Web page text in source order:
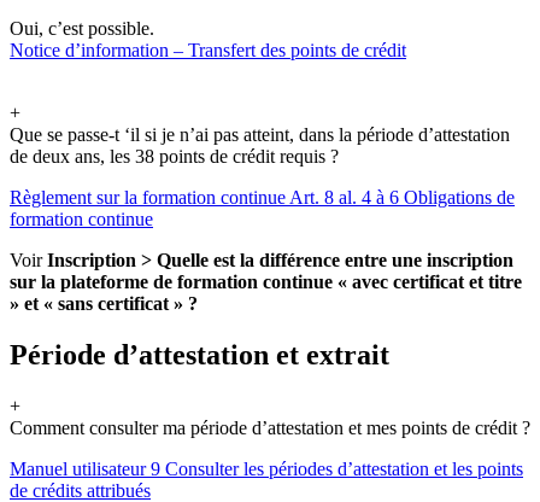
Oui, c’est possible.
Notice d’information – Transfert des points de crédit
+
Que se passe-t ‘il si je n’ai pas atteint, dans la période d’attestation
de deux ans, les 38 points de crédit requis ?
Règlement sur la formation continue Art. 8 al. 4 à 6 Obligations de
formation continue
VoirInscription > Quelle est la différence entre une inscription
sur la plateforme de formation continue « avec certificat et titre
» et « sans certificat » ?
Période d’attestation et extrait
+
Comment consulter ma période d’attestation et mes points de crédit ?
Manuel utilisateur 9 Consulter les périodes d’attestation et les points
de crédits attribués